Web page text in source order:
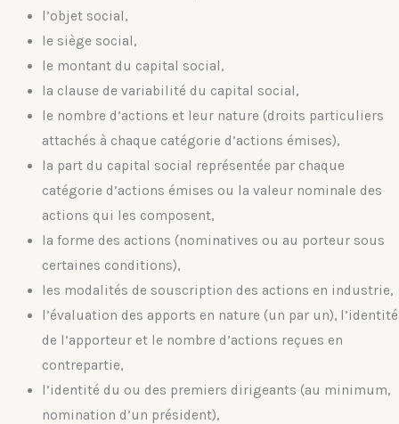
l’objet social,
le siège social,
le montant du capital social,
la clause de variabilité du capital social,
le nombre d’actions et leur nature (droits particuliers
attachés à chaque catégorie d’actions émises),
la part du capital social représentée par chaque
catégorie d’actions émises ou la valeur nominale des
actions qui les composent,
la forme des actions (nominatives ou au porteur sous
certaines conditions),
les modalités de souscription des actions en industrie,
l’évaluation des apports en nature (un par un), l’identité
de l’apporteur et le nombre d’actions reçues en
contrepartie,
l’identité du ou des premiers dirigeants (au minimum,
nomination d’un président),